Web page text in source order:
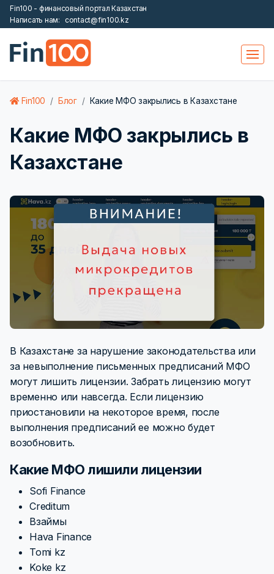
Fin100 - финансовый портал Казахстан
Написать нам:
contact@fin100.kz
Fin100 Блог Какие МФО закрылись в Казахстане
Какие МФО закрылись в
Казахстане
В Казахстане за нарушение законодательства или
за невыполнение письменных предписаний МФО
могут лишить лицензии. Забрать лицензию могут
временно или навсегда. Если лицензию
приостановили на некоторое время, после
выполнения предписаний ее можно будет
возобновить.
Какие МФО лишили лицензии
Sofi Finance
Creditum
Взаймы
Hava Finance
Tomi kz
Koke kz